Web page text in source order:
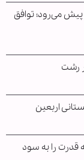
پیش می‌رود؛ توافق
رشت
اربعین
قدرت را به سود